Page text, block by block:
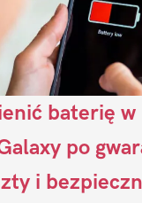
baterię w
po
i